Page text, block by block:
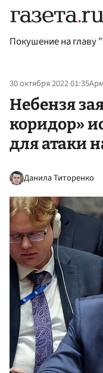
Покушение на главу
30 октября 2022 01:35
Небензя
коридор»
для атаки
Данила Титоренко